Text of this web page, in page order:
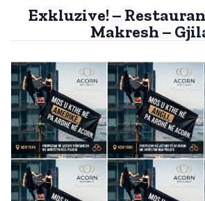
Exkluzive! –
Makresh –